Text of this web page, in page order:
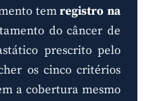
temregistro na
do câncer de
prescrito pelo
os cinco critérios
a cobertura mesmo